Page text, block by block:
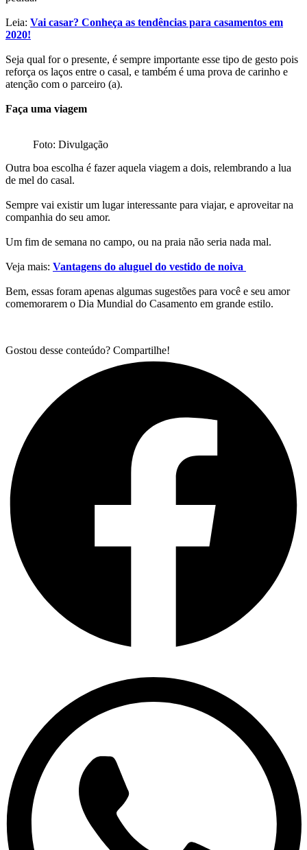
Leia: Vai casar? Conheça as tendências para casamentos em
2020!
Seja qual for o presente, é sempre importante esse tipo de gesto pois
reforça os laços entre o casal, e também é uma prova de carinho e
atenção com o parceiro (a).
Faça uma viagem
Foto: Divulgação
Outra boa escolha é fazer aquela viagem a dois, relembrando a lua
de mel do casal.
Sempre vai existir um lugar interessante para viajar, e aproveitar na
companhia do seu amor.
Um fim de semana no campo, ou na praia não seria nada mal.
Veja mais: Vantagens do aluguel do vestido de noiva
Bem, essas foram apenas algumas sugestões para você e seu amor
comemorarem o Dia Mundial do Casamento em grande estilo.
Gostou desse conteúdo? Compartilhe!